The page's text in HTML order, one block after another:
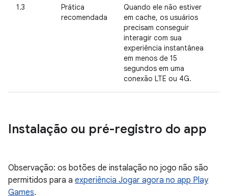
1.3
Prática
recomendada
Quando ele não estiver
em cache, os usuários
precisam conseguir
interagir com sua
experiência instantânea
em menos de 15
segundos em uma
conexão LTE ou 4G.
Instalação ou pré-registro do app
Observação: os botões de instalação no jogo não são
permitidos para a experiência Jogar agora no app Play
Games.